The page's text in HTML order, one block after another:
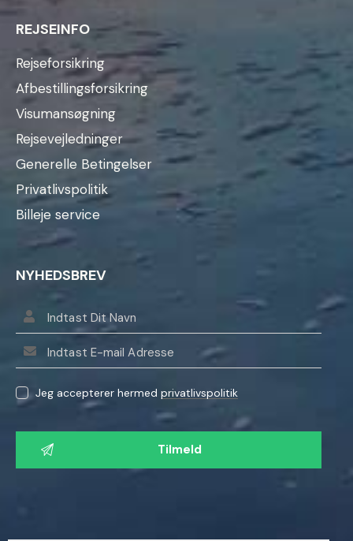
REJSEINFO
Rejseforsikring
Afbestillingsforsikring
Visumansøgning
Rejsevejledninger
Generelle Betingelser
Privatlivspolitik
Billeje service
NYHEDSBREV
Jeg accepterer hermedprivatlivspolitik
L
d